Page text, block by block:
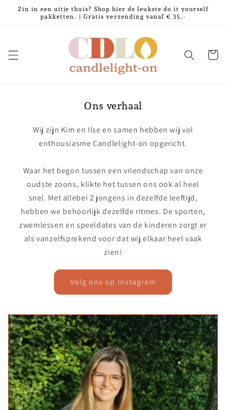
naar de
content
Zin in een uitje thuis? Shop hier de leukste do it yourself
pakketten. | Gratis verzending vanaf € 35,-
Ons verhaal
Wij zijn Kim en Ilse en samen hebben wij vol
enthousiasme Candlelight-on opgericht.
Waar het begon tussen een vriendschap van onze
oudste zoons, klikte het tussen ons ook al heel
snel. Met allebei 2 jongens in dezelfde leeftijd,
hebben we behoorlijk dezelfde ritmes. De sporten,
zwemlessen en speeldates van de kinderen zorgt er
als vanzelfsprekend voor dat wij elkaar heel vaak
zien!
Volg ons op Instagram